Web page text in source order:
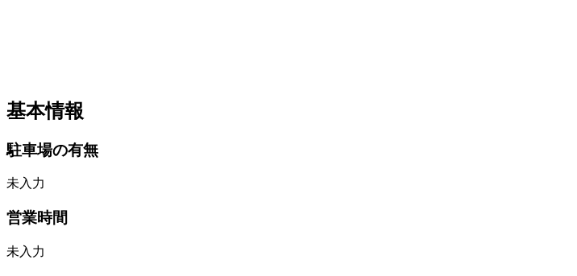
基本情報
駐車場の有無
未入力
営業時間
未入力